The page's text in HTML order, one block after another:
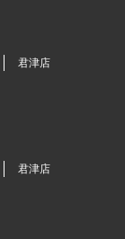
君津店
君津店